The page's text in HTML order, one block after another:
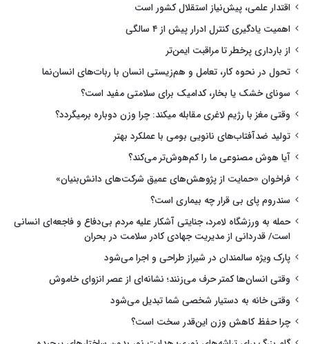
اقتدار علمی، پیش‌نیاز استقلال کشور است
اهمیت یادگیری کنترل ادرار پیش از ۴ سالگی
از بارداری پرخطر تا مراقبت ایمن‌تر
تحول در نحوه کار، تعامل و هم‌زیستی انسان با ربات‌های انسان‌نما
سونای خشک یا بخار، کدامیک برای سلامتی مفید است؟
وقتی مغز با رژیم لاغری مقابله میکند: چرا وزن دوباره برمیگردد؟
تولید ضدآفتاب‌های نانویی بومی با عملکرد بهتر
آیا هوش مصنوعی ما را کم‌هوش‌تر می‌کند؟
فراخوان «حمایت از پژوهش‌های عمیق شرکت‌های دانش‌بنیان»
سندروم پای بی قرار چه بیماری است؟
حمله به ورزشگاه لامرد، جنایتی آشکار علیه مردم بی‌دفاع و فاجعه‌ای انسانی
است/ قدردانی از مدیریت جهادی کادر سلامت در بحران
پارک ویژه سالمندان در شیراز طراحی و اجرا می‌شود
وقتی انسان‌ها کمتر حرف می‌زنند؛ نشانه‌ای از عصر انزوای خاموش
وقتی خانه به دستیار شخصی شما تبدیل می‌شود
چرا حفظ کاهش وزن این‌قدر سخت است؟